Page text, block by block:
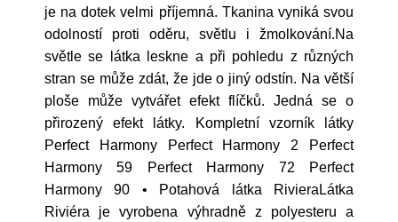
je na dotek velmi příjemná. Tkanina vyniká svou
odolností proti oděru, světlu i žmolkování.Na
světle se látka leskne a při pohledu z různých
stran se může zdát, že jde o jiný odstín. Na větší
ploše může vytvářet efekt flíčků. Jedná se o
přirozený efekt látky. Kompletní vzorník látky
Perfect Harmony Perfect Harmony 2 Perfect
Harmony 59 Perfect Harmony 72 Perfect
Harmony 90 • Potahová látka RivieraLátka
Riviéra je vyrobena výhradně z polyesteru a